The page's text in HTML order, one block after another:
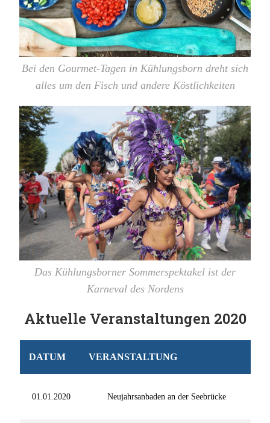
Bei den Gourmet-Tagen in Kühlungsborn dreht sich
alles um den Fisch und andere Köstlichkeiten
Das Kühlungsborner Sommerspektakel ist der
Karneval des Nordens
Aktuelle Veranstaltungen 2020
DATUM VERANSTALTUNG
01.01.2020 Neujahrsanbaden an der Seebrücke